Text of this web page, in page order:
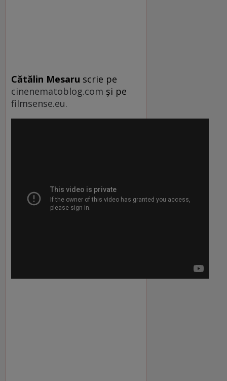
Cătălin Mesaru scrie pe
cinenematoblog.com şi pe
filmsense.eu.